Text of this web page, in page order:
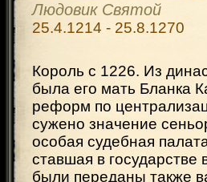
Людовик Святой
25.4.1214 - 25.8.1270
Король с 1226. Из
была его мать Бланка
реформ по
сужено значение
особая судебная
ставшая в
были переданы также